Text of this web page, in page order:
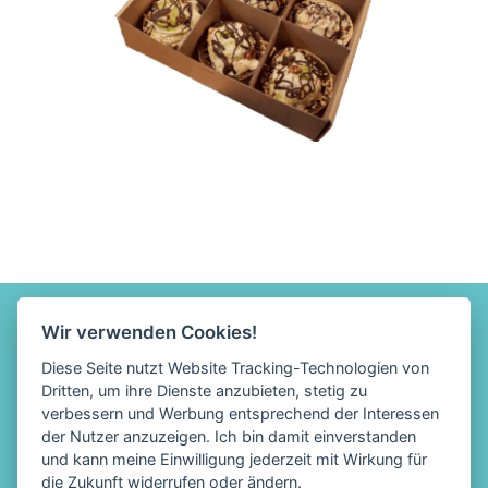
Wir verwenden Cookies!
Diese Seite nutzt Website Tracking-Technologien von
Dritten, um ihre Dienste anzubieten, stetig zu
verbessern und Werbung entsprechend der Interessen
der Nutzer anzuzeigen. Ich bin damit einverstanden
und kann meine Einwilligung jederzeit mit Wirkung für
die Zukunft widerrufen oder ändern.